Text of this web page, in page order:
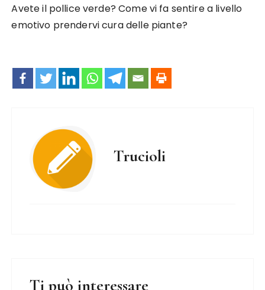
Avete il pollice verde? Come vi fa sentire a livello
emotivo prendervi cura delle piante?
Trucioli
Ti può interessare